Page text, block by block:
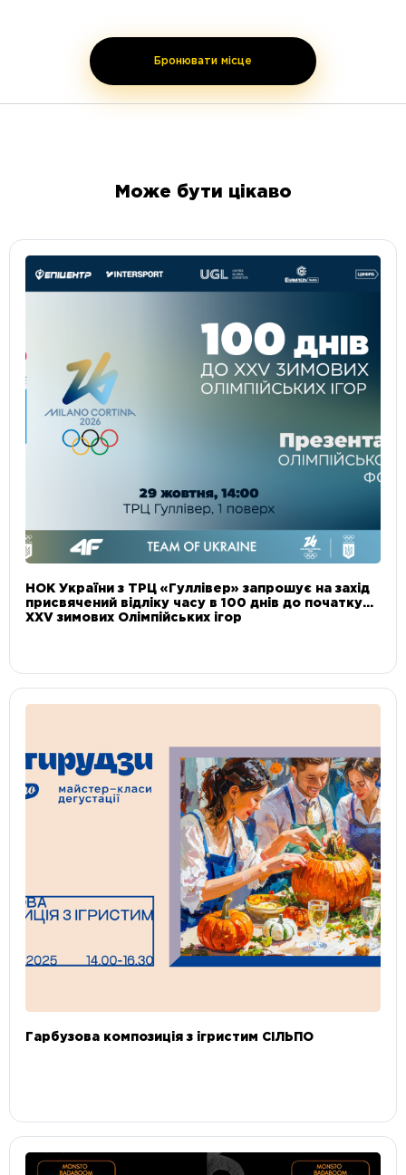
Бронювати місце
Може бути цікаво
НОК України з ТРЦ «Гуллівер» запрошує на захід
присвячений відліку часу в 100 днів до початку
XXV зимових Олімпійських ігор
Гарбузова композиція з ігристим СІЛЬПО